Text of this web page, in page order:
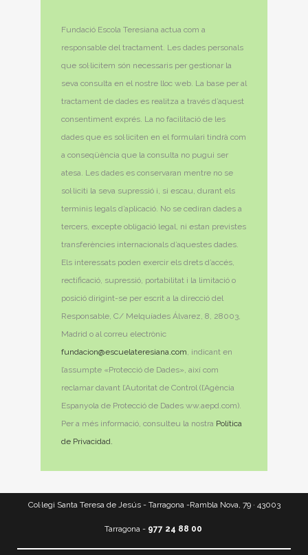
Fundació Escola Teresiana actua com a
responsable del tractament. Les dades personals
que sol·licitem són necessaris per gestionar la
seva consulta en el nostre lloc web. La base per al
tractament de dades es realitza a través d’aquest
consentiment exprés. La no facilitació de les
dades que es sol·liciten en el formulari tindrà com
a conseqüència que la consulta no pugui ser
atesa. Les dades es conservaran mentre no se
sol·liciti la seva supressió i, si escau, durant els
terminis legals d’aplicació. No se cediran dades a
tercers, excepte obligació legal, ni estan previstes
transferències internacionals d’aquestes dades.
Els interessats poden exercir els drets d’accés,
rectificació, supressió, portabilitat i la limitació o
posició dirigint-se per escrit a la direcció del
Responsable, C/ Melquíades Álvarez, 8, 28003,
Madrid o al correu electrònic
fundacion@escuelateresiana.com, indicant en
l’assumpte «Protecció de Dades», així com
reclamar davant l’Autoritat de Control (l’Agència
Espanyola de Protecció de Dades ww.aepd.com).
Per a més informació, consulteu la nostra Política
de Privacidad.
Col·legi Santa Teresa de Jesús - Tarragona -Rambla Nova, 79 · 43003
Tarragona - 977 24 88 00